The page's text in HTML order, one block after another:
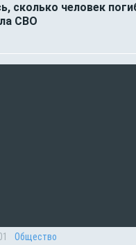
сколько человек
СВО
Общество